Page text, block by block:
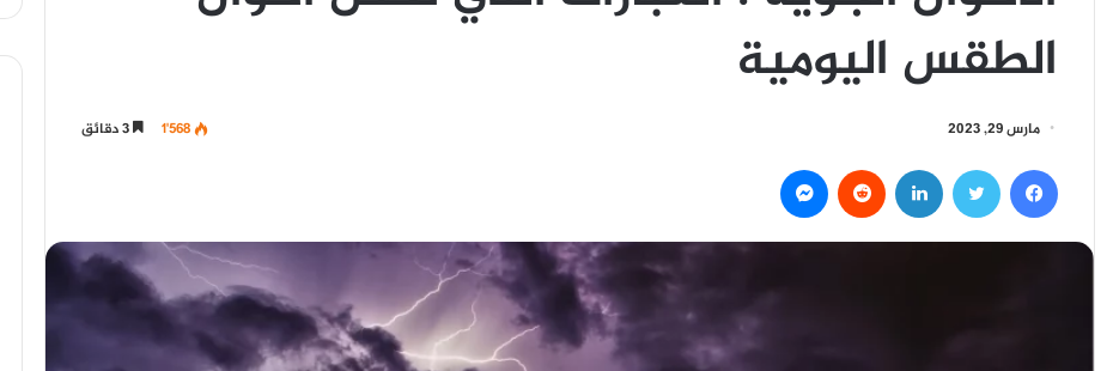
الطقس اليومية
مارس 29, 2023 1٬568
فيسبوك تويتر لينكدإن